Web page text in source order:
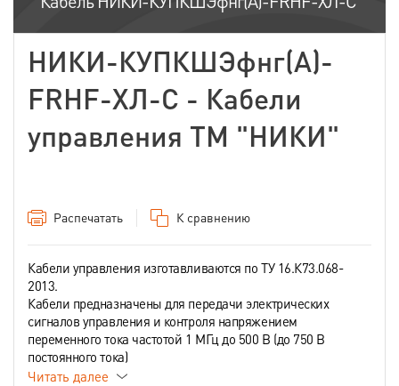
НИКИ-КУПКШЭфнг(А)-
FRHF-ХЛ-С - Кабели
управления ТМ "НИКИ"
Распечатать К сравнению
Кабели управления изготавливаются по ТУ 16.К73.068-
2013.
Кабели предназначены для передачи электрических
сигналов управления и контроля напряжением
переменного тока частотой 1 МГц до 500 В (до 750 В
постоянного тока)
Читать далее